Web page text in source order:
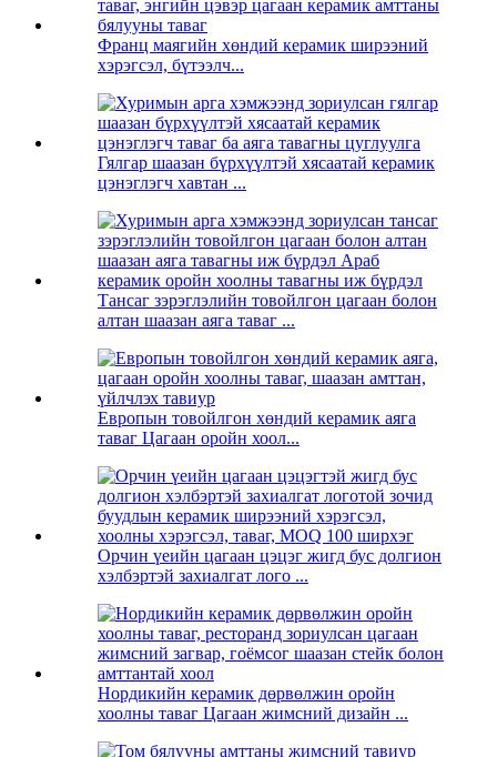
Франц маягийн хөндий керамик ширээний
хэрэгсэл, бүтээлч...
Гялгар шаазан бүрхүүлтэй хясаатай керамик
цэнэглэгч хавтан ...
Тансаг зэрэглэлийн товойлгон цагаан болон
алтан шаазан аяга таваг ...
Европын товойлгон хөндий керамик аяга
таваг Цагаан оройн хоол...
Орчин үеийн цагаан цэцэг жигд бус долгион
хэлбэртэй захиалгат лого ...
Нордикийн керамик дөрвөлжин оройн
хоолны таваг Цагаан жимсний дизайн ...